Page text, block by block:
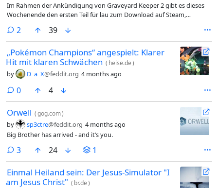
Im Rahmen der Ankündigung von Graveyard Keeper 2 gibt es dieses
Wochenende den ersten Teil für lau zum Download auf Steam,
behalten.
2 comments
39
„Pokémon Champions“ angespielt: Klarer
Hit mit klaren Schwächen ( heise.de)
by D_a_X@feddit.org 4 months ago
0comments
4
Orwell (gog.com)
by sp3ctre@feddit.org 4 months ago
Big Brother has arrived - and it’s you.
3comments
24 1
Einmal Heiland sein: Der Jesus-Simulator "I
am Jesus Christ" ( br.de)